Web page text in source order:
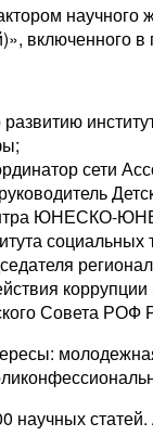
научного
включенного
сети
ЮНЕСКО-
социальных
Совета
научных